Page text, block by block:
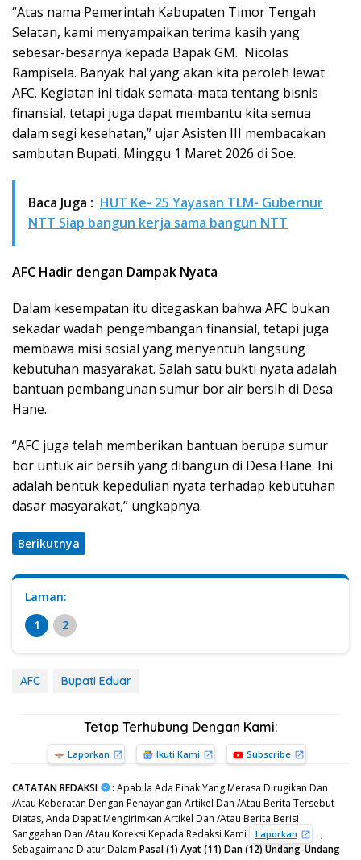
“Atas nama Pemerintah Kabupaten Timor Tengah
Selatan, kami menyampaikan terima kasih yang
sebesar-besarnya kepada Bapak GM. Nicolas
Rampisela. Banyak hal yang akan kita peroleh lewat
AFC. Kegiatan ini tidak semata-mata tentang bisnis
finansial, tetapi juga dapat membantu kita semua
dalam segi kesehatan,” ujar Asisten III membacakan
sambutan Bupati, Minggu 1 Maret 2026 di Soe.
Baca Juga : HUT Ke- 25 Yayasan TLM- Gubernur
NTT Siap bangun kerja sama bangun NTT
AFC Hadir dengan Dampak Nyata
Dalam kesempatan itu ditegaskan bahwa AFC bukan
sekadar wadah pengembangan finansial, tetapi juga
membawa misi sosial yang menyentuh langsung
kebutuhan masyarakat. Salah satu bukti nyata adalah
bantuan pembangunan sumur bor air bersih di Desa
Hane.
“AFC juga telah memberikan bantuan berupa sumur
bor untuk air bersih yang dibangun di Desa Hane. Ini
adalah bentuk kepedulian nyata terhadap kebutuhan
dasar masyarakat,” ungkapnya.
Berikutnya
Laman:
1
2
AFC Bupati Eduar
Tetap Terhubung Dengan Kami:
Laporkan Ikuti Kami Subscribe
CATATAN REDAKSI : Apabila Ada Pihak Yang Merasa Dirugikan Dan
/Atau Keberatan Dengan Penayangan Artikel Dan /Atau Berita Tersebut
Diatas, Anda Dapat Mengirimkan Artikel Dan /Atau Berita Berisi
Sanggahan Dan /Atau Koreksi Kepada Redaksi Kami
Laporkan
,
Sebagaimana Diatur Dalam Pasal (1) Ayat (11) Dan (12) Undang-Undang